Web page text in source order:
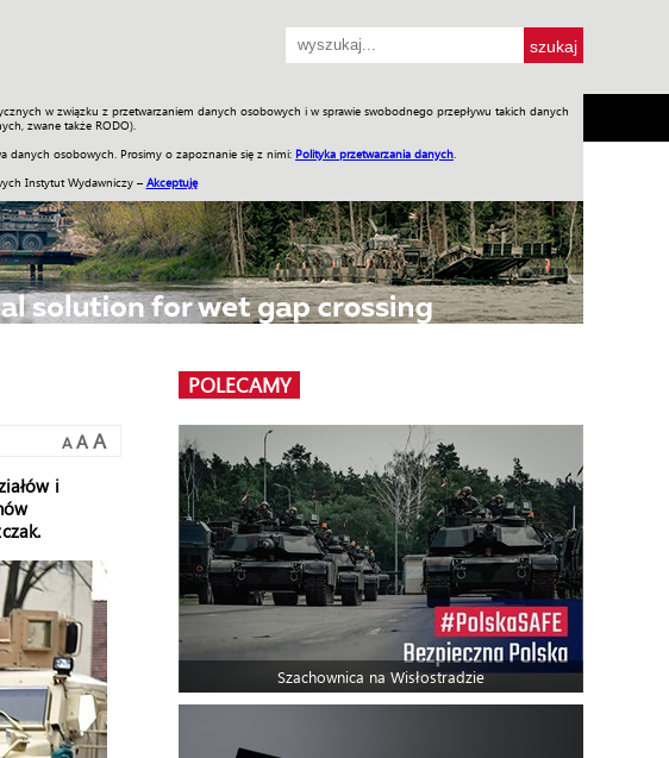
w związku z przetwarzaniem danych osobowych i w sprawie swobodnego przepływu takich danych
zwane także RODO).
danych osobowych. Prosimy o zapoznanie się z nimi: Polityka przetwarzania danych
Instytut Wydawniczy – Akceptuję
Wideo ENGLISH SKLEP Jednodniówki Praca w WIW
A A A
i
POLECAMY
Szachownica na Wisłostradzie